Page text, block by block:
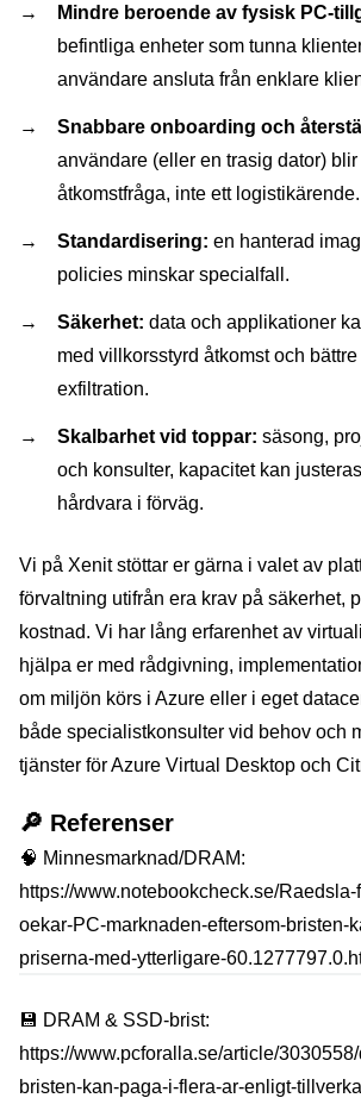
Mindre beroende av fysisk PC-
befintliga enheter som tunna
användare ansluta från enklare
Snabbare onboarding och
användare (eller en trasig dator)
åtkomstfråga, inte ett logistikärende.
Standardisering: en hanterad
policies minskar specialfall.
Säkerhet: data och applikationer
med villkorsstyrd åtkomst och
exfiltration.
Skalbarhet vid toppar: säsong,
och konsulter, kapacitet kan
hårdvara i förväg.
Vi på Xenit stöttar er gärna i valet av
förvaltning utifrån era krav på säkerhet,
kostnad. Vi har lång erfarenhet av
hjälpa er med rådgivning,
om miljön körs i Azure eller i eget
både specialistkonsulter vid behov och
tjänster för Azure Virtual Desktop och
🔎 Referenser
🧠 Minnesmarknad/DRAM:
https://www.notebookcheck.se/
oekar-PC-marknaden-eftersom-bristen-
priserna-med-ytterligare-
💾 DRAM & SSD-brist:
https://www.pcforalla.se/article/
bristen-kan-paga-i-flera-ar-enligt-